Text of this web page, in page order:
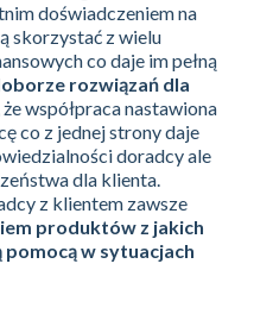
doświadczeniem na
skorzystać z wielu
co daje im pełną
rozwiązań dla
współpraca nastawiona
co z jednej strony daje
doradcy ale
dla klienta.
z klientem zawsze
produktów z jakich
w sytuacjach